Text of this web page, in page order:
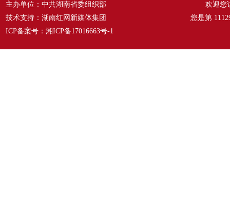
主办单位：中共湖南省委组织部
技术支持：湖南红网新媒体集团
ICP备案号： 湘ICP备17016663号-1
欢迎您
您是第